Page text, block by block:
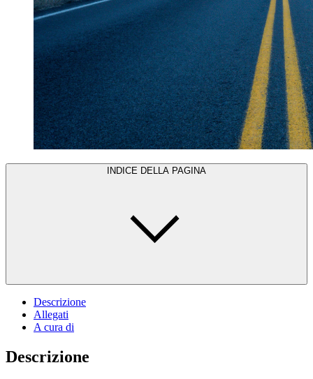
INDICE DELLA PAGINA
Descrizione
Allegati
A cura di
Descrizione